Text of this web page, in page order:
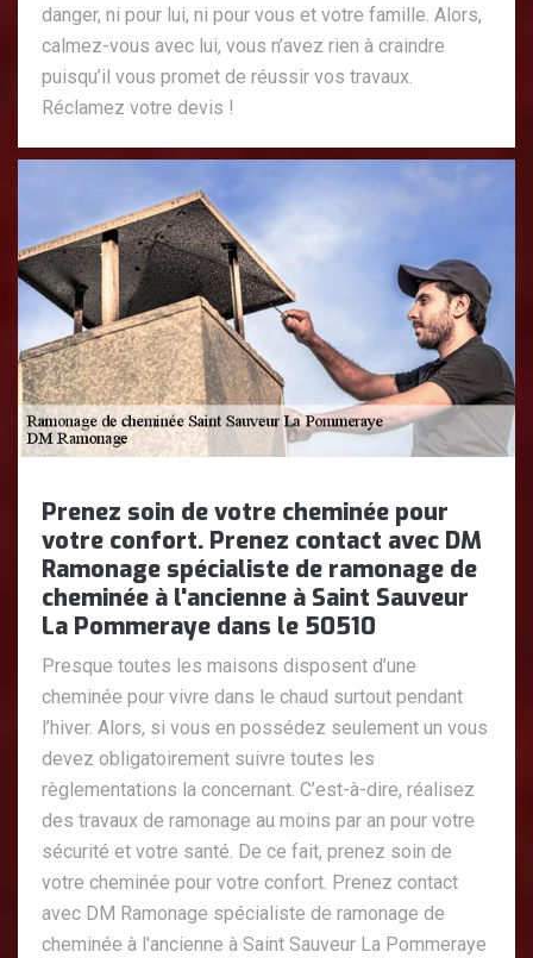
danger, ni pour lui, ni pour vous et votre famille. Alors,
calmez-vous avec lui, vous n’avez rien à craindre
puisqu’il vous promet de réussir vos travaux.
Réclamez votre devis !
Prenez soin de votre cheminée pour
votre confort. Prenez contact avec DM
Ramonage spécialiste de ramonage de
cheminée à l'ancienne à Saint Sauveur
La Pommeraye dans le 50510
Presque toutes les maisons disposent d’une
cheminée pour vivre dans le chaud surtout pendant
l’hiver. Alors, si vous en possédez seulement un vous
devez obligatoirement suivre toutes les
règlementations la concernant. C’est-à-dire, réalisez
des travaux de ramonage au moins par an pour votre
sécurité et votre santé. De ce fait, prenez soin de
votre cheminée pour votre confort. Prenez contact
avec DM Ramonage spécialiste de ramonage de
cheminée à l'ancienne à Saint Sauveur La Pommeraye